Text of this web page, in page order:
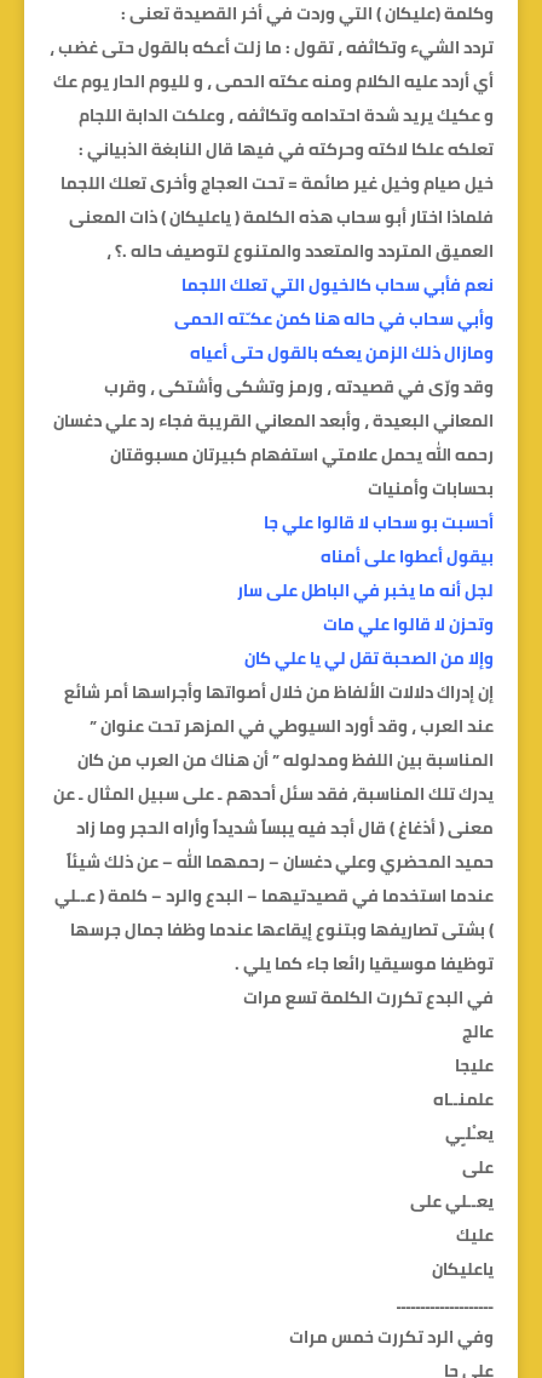
وكلمة (عليكان ) التي وردت في أخر القصيدة تعنى :
تردد الشيء وتكاثفه ، تقول : ما زلت أعكه بالقول حتى غضب ،
أي أردد عليه الكلام ومنه عكته الحمى ، و لليوم الحار يوم عك
و عكيك يريد شدة احتدامه وتكاثفه ، وعلكت الدابة اللجام
تعلكه علكا لاكته وحركته في فيها قال النابغة الذبياني :
خيل صيام وخيل غير صائمة = تحت العجاج وأخرى تعلك اللجما
فلماذا اختار أبو سحاب هذه الكلمة ( ياعليكان ) ذات المعنى
العميق المتردد والمتعدد والمتنوع لتوصيف حاله .؟ ،
نعم فأبي سحاب كالخيول التي تعلك اللجما
وأبي سحاب في حاله هنا كمن عكـّته الحمى
ومازال ذلك الزمن يعكه بالقول حتى أعياه
وقد ورّى في قصيدته ، ورمز وتشكى وأشتكى ، وقرب
المعاني البعيدة ، وأبعد المعاني القريبة فجاء رد علي دغسان
رحمه الله يحمل علامتي استفهام كبيرتان مسبوقتان
بحسابات وأمنيات
أحسبت بو سحاب لا قالوا علي جا
بيقول أعطوا على أمناه
لجل أنه ما يخبر في الباطل على سار
وتحزن لا قالوا علي مات
وإلا من الصحبة تقل لي يا علي كان
إن إدراك دلالات الألفاظ من خلال أصواتها وأجراسها أمر شائع
عند العرب ، وقد أورد السيوطي في المزهر تحت عنوان ”
المناسبة بين اللفظ ومدلوله ” أن هناك من العرب من كان
يدرك تلك المناسبة، فقد سئل أحدهم ـ على سبيل المثال ـ عن
معنى ( أذغاغ ) قال أجد فيه يبساً شديداً وأراه الحجر وما زاد
حميد المحضري وعلي دغسان – رحمهما الله – عن ذلك شيئاً
عندما استخدما في قصيدتيهما – البدع والرد – كلمة ( عــلي
) بشتى تصاريفها وبتنوع إيقاعها عندما وظفا جمال جرسها
توظيفا موسيقيا رائعا جاء كما يلي .
في البدع تكررت الكلمة تسع مرات
عالج
عليجا
علمنــاه
يعـْلـِِي
على
يعــلي على
عليك
ياعليكان
ــــــــــــــــــــ
وفي الرد تكررت خمس مرات
علي جا